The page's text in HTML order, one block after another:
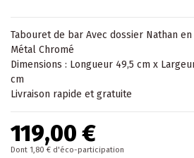
Tabouret de bar Avec dossier Nathan
Métal Chromé
Dimensions : Longueur 49,5 cm x
cm
Livraison rapide et gratuite
119,00 €
Dont 1,80 € d'éco-participation